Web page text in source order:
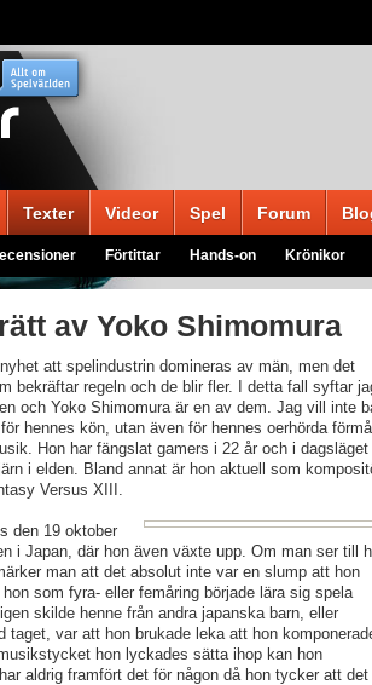
Texter Videor Spel Forum
Förtittar Hands-on Krönikor
av Yoko Shimomura
att spelindustrin domineras av män, men det
bekräftar regeln och de blir fler. I detta fall syftar
och Yoko Shimomura är en av dem. Jag vill inte
hennes kön, utan även för hennes oerhörda
Hon har fängslat gamers i 22 år och i dagsläget
i elden. Bland annat är hon aktuell som
Versus XIII.
den 19 oktober
i Japan, där hon även växte upp. Om man ser till
man att det absolut inte var en slump att hon
som fyra- eller femåring började lära sig spela
skilde henne från andra japanska barn, eller
taget, var att hon brukade leka att hon
hon lyckades sätta ihop kan hon
aldrig framfört det för någon då hon tycker att det